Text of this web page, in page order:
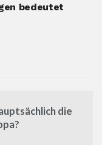
bedeutet
die